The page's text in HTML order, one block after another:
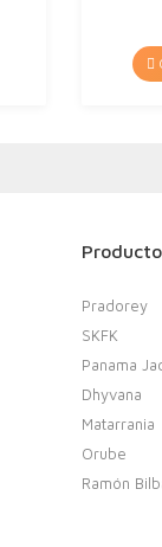
Pradorey
SKFK
Panama
Dhyvana
Matarrania
Orube
Ramón